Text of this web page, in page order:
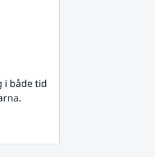
i både tid